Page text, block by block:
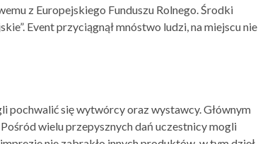
z Europejskiego Funduszu Rolnego. Środki
Event przyciągnął mnóstwo ludzi, na miejscu nie
się wytwórcy oraz wystawcy. Głównym
wielu przepysznych dań uczestnicy mogli